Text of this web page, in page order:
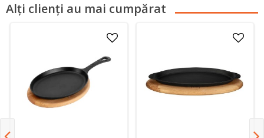
Alți clienți au mai cumpărat